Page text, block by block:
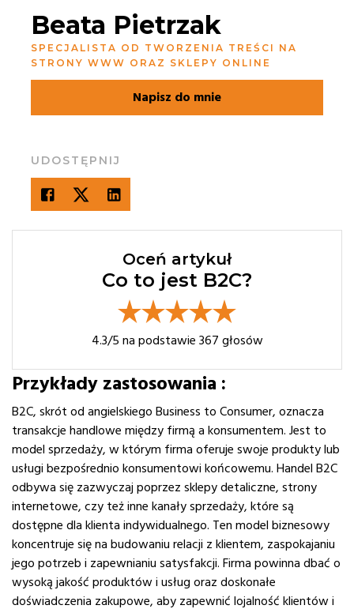
Beata Pietrzak
SPECJALISTA OD TWORZENIA TREŚCI NA
STRONY WWW ORAZ SKLEPY ONLINE
Napisz do mnie
UDOSTĘPNIJ
Oceń artykuł
Co to jest B2C?
4.3/5 na podstawie 367 głosów
Przykłady zastosowania :
B2C, skrót od angielskiego Business to Consumer, oznacza
transakcje handlowe między firmą a konsumentem. Jest to
model sprzedaży, w którym firma oferuje swoje produkty lub
usługi bezpośrednio konsumentowi końcowemu. Handel B2C
odbywa się zazwyczaj poprzez sklepy detaliczne, strony
internetowe, czy też inne kanały sprzedaży, które są
dostępne dla klienta indywidualnego. Ten model biznesowy
koncentruje się na budowaniu relacji z klientem, zaspokajaniu
jego potrzeb i zapewnianiu satysfakcji. Firma powinna dbać o
wysoką jakość produktów i usług oraz doskonałe
doświadczenia zakupowe, aby zapewnić lojalność klientów i